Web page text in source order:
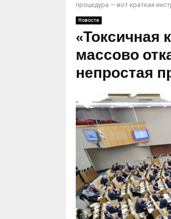
процедура — вот краткая
Новости
«Токсичная
массово
непростая